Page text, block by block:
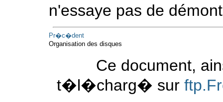
n'essaye pas de
Pr�c�dent
Organisation des disques
Ce document,
t�l�charg� sur